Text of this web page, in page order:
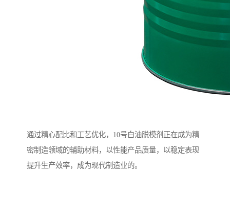
通过精心配比和工艺优化，10号白油脱模剂正在成为精
密制造领域的辅助材料，以性能产品质量，以稳定表现
提升生产效率，成为现代制造业的。